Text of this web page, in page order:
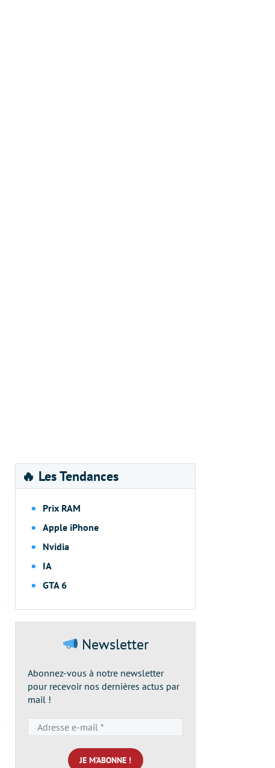
🔥 Les Tendances
Prix RAM
Apple iPhone
Nvidia
IA
GTA 6
Newsletter
Abonnez-vous à notre newsletter
pour recevoir nos dernières actus par
mail !
e-
mail
*